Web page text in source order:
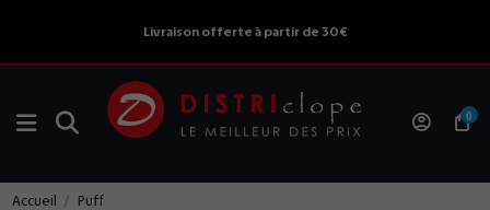
Livraison offerte à partir de 30€
0
Accueil Puff